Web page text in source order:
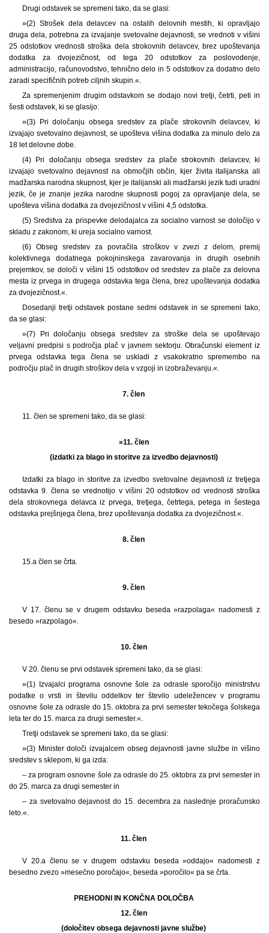
Drugi odstavek se spremeni tako, da se glasi:
»(2) Strošek dela delavcev na ostalih delovnih mestih, ki opravljajo
druga dela, potrebna za izvajanje svetovalne dejavnosti, se vrednoti v višini
25 odstotkov vrednosti stroška dela strokovnih delavcev, brez upoštevanja
dodatka za dvojezičnost, od tega 20 odstotkov za poslovodenje,
administracijo, računovodstvo, tehnično delo in 5 odstotkov za dodatno delo
zaradi specifičnih potreb ciljnih skupin.«.
Za spremenjenim drugim odstavkom se dodajo novi tretji, četrti, peti in
šesti odstavek, ki se glasijo:
»(3) Pri določanju obsega sredstev za plače strokovnih delavcev, ki
izvajajo svetovalno dejavnost, se upošteva višina dodatka za minulo delo za
18 let delovne dobe.
(4) Pri določanju obsega sredstev za plače strokovnih delavcev, ki
izvajajo svetovalno dejavnost na območjih občin, kjer živita italijanska ali
madžarska narodna skupnost, kjer je italijanski ali madžarski jezik tudi uradni
jezik, če je znanje jezika narodne skupnosti pogoj za opravljanje dela, se
upošteva višina dodatka za dvojezičnost v višini 4,5 odstotka.
(5) Sredstva za prispevke delodajalca za socialno varnost se določijo v
skladu z zakonom, ki ureja socialno varnost.
(6) Obseg sredstev za povračila stroškov v zvezi z delom, premij
kolektivnega dodatnega pokojninskega zavarovanja in drugih osebnih
prejemkov, se določi v višini 15 odstotkov od sredstev za plače za delovna
mesta iz prvega in drugega odstavka tega člena, brez upoštevanja dodatka
za dvojezičnost.«.
Dosedanji tretji odstavek postane sedmi odstavek in se spremeni tako,
da se glasi:
»(7) Pri določanju obsega sredstev za stroške dela se upoštevajo
veljavni predpisi s področja plač v javnem sektorju. Obračunski element iz
prvega odstavka tega člena se uskladi z vsakokratno spremembo na
področju plač in drugih stroškov dela v vzgoji in izobraževanju.«.
7. člen
11. člen se spremeni tako, da se glasi:
»11. člen
(izdatki za blago in storitve za izvedbo dejavnosti)
Izdatki za blago in storitve za izvedbo svetovalne dejavnosti iz tretjega
odstavka 9. člena se vrednotijo v višini 20 odstotkov od vrednosti stroška
dela strokovnega delavca iz prvega, tretjega, četrtega, petega in šestega
odstavka prejšnjega člena, brez upoštevanja dodatka za dvojezičnost.«.
8. člen
15.a člen se črta.
9. člen
V 17. členu se v drugem odstavku beseda »razpolaga« nadomesti z
besedo »razpolago«.
10. člen
V 20. členu se prvi odstavek spremeni tako, da se glasi:
»(1) Izvajalci programa osnovne šole za odrasle sporočijo ministrstvu
podatke o vrsti in številu oddelkov ter število udeležencev v programu
osnovne šole za odrasle do 15. oktobra za prvi semester tekočega šolskega
leta ter do 15. marca za drugi semester.«.
Tretji odstavek se spremeni tako, da se glasi:
»(3) Minister določi izvajalcem obseg dejavnosti javne službe in višino
sredstev s sklepom, ki ga izda:
– za program osnovne šole za odrasle do 25. oktobra za prvi semester in
do 25. marca za drugi semester in
– za svetovalno dejavnost do 15. decembra za naslednje proračunsko
leto.«.
11. člen
V 20.a členu se v drugem odstavku beseda »oddajo« nadomesti z
besedno zvezo »mesečno poročajo«, beseda »poročilo« pa se črta.
PREHODNI IN KONČNA DOLOČBA
12. člen
(določitev obsega dejavnosti javne službe)